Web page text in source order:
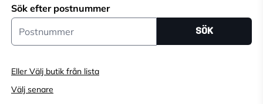
Sök efter postnummer
Postnummer
SÖK
Eller Välj butik från lista
Välj senare
Angepostnummer
Storlek: